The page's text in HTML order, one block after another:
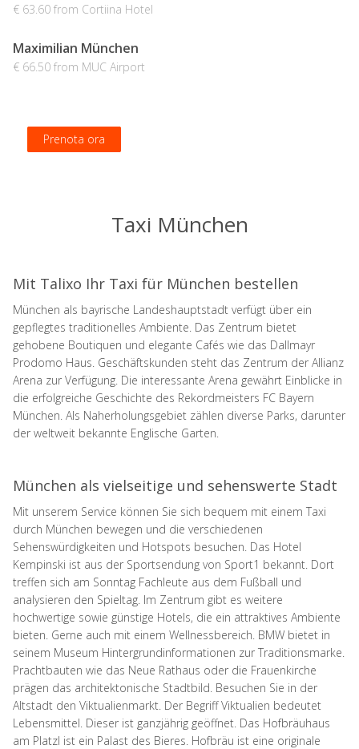
Prenota ora
Prenota ora
€ 63.60 from Cortiina Hotel
Prenota ora
Maximilian München
€ 66.50 from MUC Airport
Prenota ora
Taxi München
Mit Talixo Ihr Taxi für München bestellen
München als bayrische Landeshauptstadt verfügt über ein
gepflegtes traditionelles Ambiente. Das Zentrum bietet
gehobene Boutiquen und elegante Cafés wie das Dallmayr
Prodomo Haus. Geschäftskunden steht das Zentrum der Allianz
Arena zur Verfügung. Die interessante Arena gewährt Einblicke in
die erfolgreiche Geschichte des Rekordmeisters FC Bayern
München. Als Naherholungsgebiet zählen diverse Parks, darunter
der weltweit bekannte Englische Garten.
München als vielseitige und sehenswerte Stadt
Mit unserem Service können Sie sich bequem mit einem Taxi
durch München bewegen und die verschiedenen
Sehenswürdigkeiten und Hotspots besuchen. Das Hotel
Kempinski ist aus der Sportsendung von Sport1 bekannt. Dort
treffen sich am Sonntag Fachleute aus dem Fußball und
analysieren den Spieltag. Im Zentrum gibt es weitere
hochwertige sowie günstige Hotels, die ein attraktives Ambiente
bieten. Gerne auch mit einem Wellnessbereich. BMW bietet in
seinem Museum Hintergrundinformationen zur Traditionsmarke.
Prachtbauten wie das Neue Rathaus oder die Frauenkirche
prägen das architektonische Stadtbild. Besuchen Sie in der
Altstadt den Viktualienmarkt. Der Begriff Viktualien bedeutet
Lebensmittel. Dieser ist ganzjährig geöffnet. Das Hofbräuhaus
am Platzl ist ein Palast des Bieres. Hofbräu ist eine originale